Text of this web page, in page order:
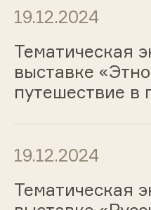
19.12.2024
Тематическая
выставке
путешествие в
19.12.2024
Тематическая